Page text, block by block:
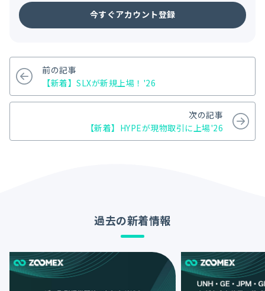
今すぐアカウント登録
前の記事
【新着】SLXが新規上場！'26
次の記事
【新着】HYPEが現物取引に上場'26
過去の新着情報